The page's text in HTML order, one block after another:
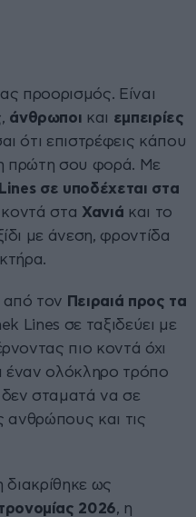
προορισμός. Είναι
, άνθρωποι και εμπειρίες
ότι επιστρέφεις κάπου
η πρώτη σου φορά. Με
σε υποδέχεται στα
κοντά στα Χανιά και το
με άνεση, φροντίδα
από τον Πειραιά προς τα
Lines σε ταξιδεύει με
πιο κοντά όχι
έναν ολόκληρο τρόπο
σταματά να σε
ανθρώπους και τις
διακρίθηκε ως
2026, η